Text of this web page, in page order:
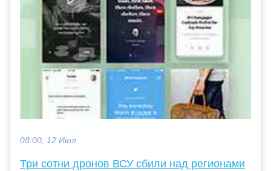
08:00, 12 Июл
Три сотни дронов ВСУ сбили над регионами